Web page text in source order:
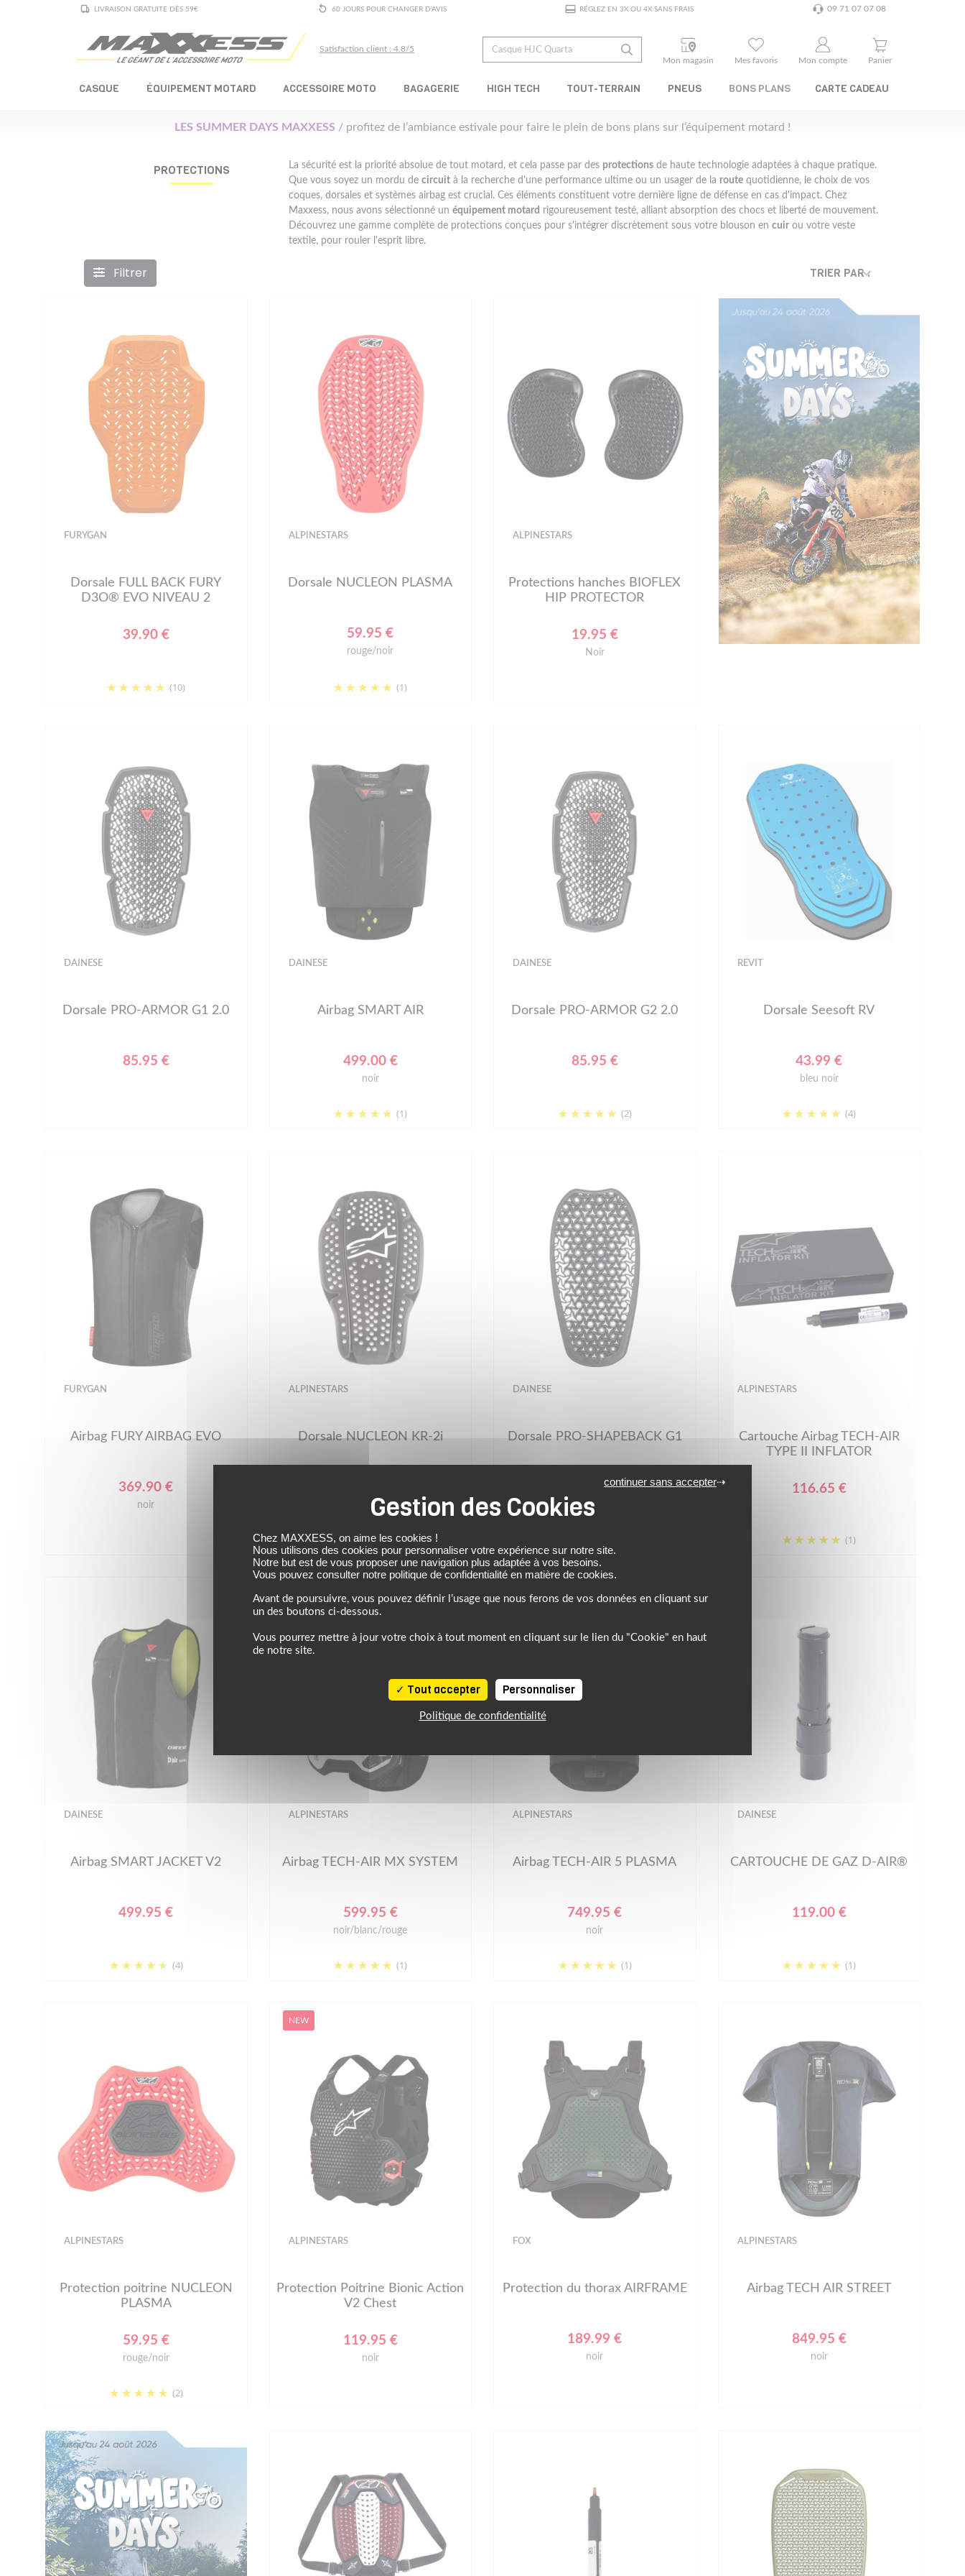
LIVRAISON GRATUITE DÈS 59€ 60 JOURS POUR CHANGER D'AVIS RÉGLEZ EN 3X OU 4X SANS FRAIS 09 71 07 07 08
Satisfaction client : 4.8/5
Mon magasin
Mes favoris Mon compte Panier
CASQUE ÉQUIPEMENT MOTARD ACCESSOIRE MOTO BAGAGERIE HIGH TECH TOUT-TERRAIN PNEUS BONS PLANS CARTE CADEAU
LES SUMMER DAYS MAXXESS / profitez de l’ambiance estivale pour faire le plein de bons plans sur l’équipement motard !
PROTECTIONS La sécurité est la priorité absolue de tout motard, et cela passe par des protections de haute technologie adaptées à chaque pratique.
Que vous soyez un mordu de circuit à la recherche d'une performance ultime ou un usager de la route quotidienne, le choix de vos
coques, dorsales et systèmes airbag est crucial. Ces éléments constituent votre dernière ligne de défense en cas d'impact. Chez
Maxxess, nous avons sélectionné un équipement motard rigoureusement testé, alliant absorption des chocs et liberté de mouvement.
Découvrez une gamme complète de protections conçues pour s'intégrer discrètement sous votre blouson en cuir ou votre veste
textile, pour rouler l'esprit libre.
Filtrer TRIER PAR :
FURYGAN
Dorsale FULL BACK FURY
D3O® EVO NIVEAU 2
39.90 €
(10)
ALPINESTARS
Dorsale NUCLEON PLASMA
59.95 €
rouge/noir
(1)
ALPINESTARS
Protections hanches BIOFLEX
HIP PROTECTOR
19.95 €
Noir
DAINESE
Dorsale PRO-ARMOR G1 2.0
85.95 €
DAINESE
Airbag SMART AIR
499.00 €
noir
(1)
DAINESE
Dorsale PRO-ARMOR G2 2.0
85.95 €
(2)
REVIT
Dorsale Seesoft RV
43.99 €
bleu noir
(4)
FURYGAN
Airbag FURY AIRBAG EVO
369.90 €
noir
ALPINESTARS
Dorsale NUCLEON KR-2i
noir
(2)
DAINESE
Dorsale PRO-SHAPEBACK G1
59.95 €
ALPINESTARS
Cartouche Airbag TECH-AIR
TYPE II INFLATOR
116.65 €
(1)
DAINESE
Airbag SMART JACKET V2
499.95 €
(4)
ALPINESTARS
Airbag TECH-AIR MX SYSTEM
599.95 €
noir/blanc/rouge
(1)
ALPINESTARS
Airbag TECH-AIR 5 PLASMA
749.95 €
noir
(1)
DAINESE
CARTOUCHE DE GAZ D-AIR®
119.00 €
(1)
ALPINESTARS
Protection poitrine NUCLEON
PLASMA
59.95 €
rouge/noir
(2)
NEW
ALPINESTARS
Protection Poitrine Bionic Action
V2 Chest
119.95 €
noir
FOX
Protection du thorax AIRFRAME
189.99 €
noir
ALPINESTARS
Airbag TECH AIR STREET
849.95 €
noir
Chez MAXXESS, on aime les cookies !
Nous utilisons des cookies pour personnaliser votre expérience sur notre site.
Notre but est de vous proposer une navigation plus adaptée à vos besoins.
Vous pouvez consulter notre politique de confidentialité en matière de cookies.
Avant de poursuivre, vous pouvez définir l’usage que nous ferons de vos données en cliquant sur
un des boutons ci-dessous.
Vous pourrez mettre à jour votre choix à tout moment en cliquant sur le lien du "Cookie" en haut
de notre site.
Tout accepter
continuer sans accepter
Personnaliser
Politique de confidentialité